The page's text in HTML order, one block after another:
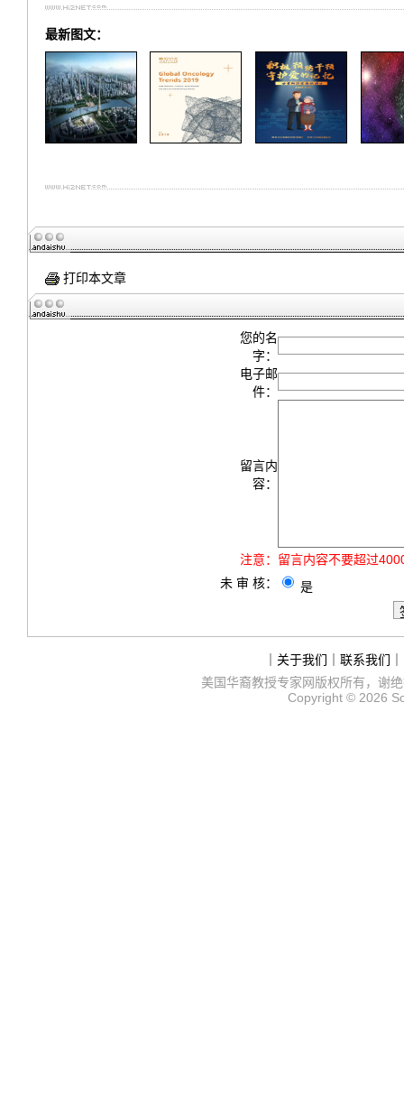
最新图文：
打印本文章
您的名
字：
电子邮
件：
留言内
容：
注意： 留言内容不要超过
未 审 核：
是
关于我们 联系我们
美国华裔教授专家网版权所有，谢
Copyright © 2026